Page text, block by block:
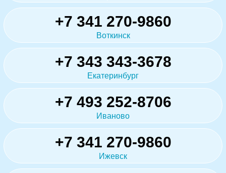
+7 341 270-9860
Воткинск
+7 343 343-3678
Екатеринбург
+7 493 252-8706
Иваново
+7 341 270-9860
Ижевск